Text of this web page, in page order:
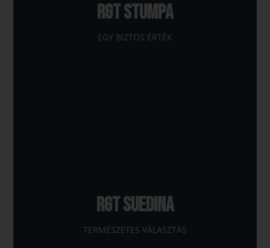
RGT STUMPA
EGY BIZTOS ÉRTÉK
RGT SUEDINA
TERMÉSZETES VÁLASZTÁS